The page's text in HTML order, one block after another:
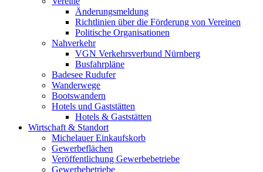
Änderungsmeldung
Richtlinien über die Förderung von Vereinen
Politische Organisationen
Nahverkehr
VGN Verkehrsverbund Nürnberg
Busfahrpläne
Badesee Rudufer
Wanderwege
Bootswandern
Hotels und Gaststätten
Hotels & Gaststätten
Wirtschaft & Standort
Michelauer Einkaufskorb
Gewerbeflächen
Veröffentlichung Gewerbebetriebe
Gewerbebetriebe